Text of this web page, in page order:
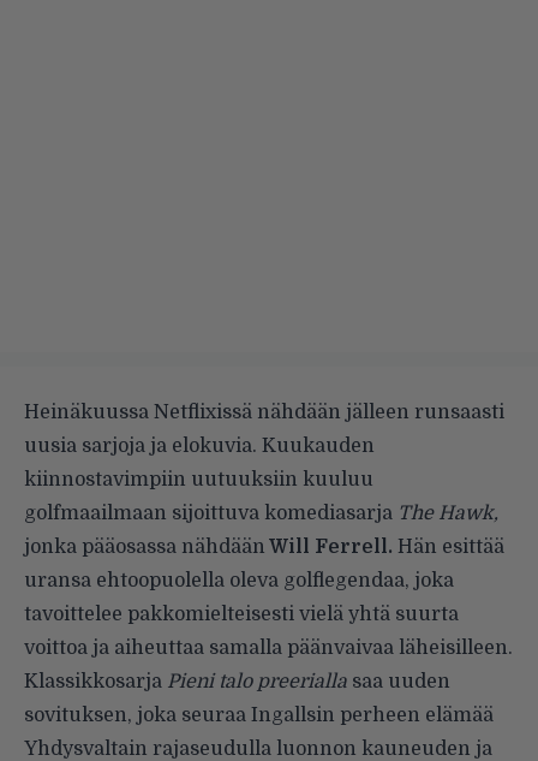
Heinäkuussa Netflixissä nähdään jälleen runsaasti
uusia sarjoja ja elokuvia. Kuukauden
kiinnostavimpiin uutuuksiin kuuluu
golfmaailmaan sijoittuva komediasarja The Hawk,
jonka pääosassa nähdään Will Ferrell. Hän esittää
uransa ehtoopuolella oleva golflegendaa, joka
tavoittelee pakkomielteisesti vielä yhtä suurta
voittoa ja aiheuttaa samalla päänvaivaa läheisilleen.
Klassikkosarja Pieni talo preerialla saa uuden
sovituksen, joka seuraa Ingallsin perheen elämää
Yhdysvaltain rajaseudulla luonnon kauneuden ja